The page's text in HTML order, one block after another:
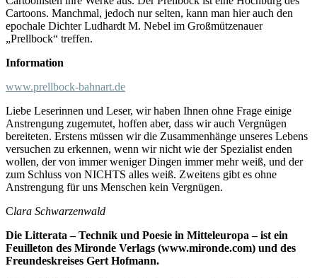
Cartoons. Manchmal, jedoch nur selten, kann man hier auch den
epochale Dichter Ludhardt M. Nebel im Großmützenauer
„Prellbock“ treffen.
Information
www.prellbock-bahnart.de
Liebe Leserinnen und Leser, wir haben Ihnen ohne Frage einige
Anstrengung zugemutet, hoffen aber, dass wir auch Vergnügen
bereiteten. Erstens müssen wir die Zusammenhänge unseres Lebens
versuchen zu erkennen, wenn wir nicht wie der Spezialist enden
wollen, der von immer weniger Dingen immer mehr weiß, und der
zum Schluss von NICHTS alles weiß. Zweitens gibt es ohne
Anstrengung für uns Menschen kein Vergnügen.
Clara Schwarzenwald
Die Litterata – Technik und Poesie in Mitteleuropa – ist ein
Feuilleton des Mironde Verlags (www.mironde.com) und des
Freundeskreises Gert Hofmann.